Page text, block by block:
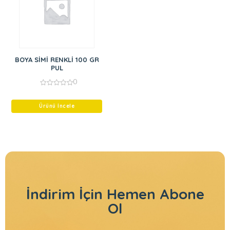
BOYA SİMİ RENKLİ 100 GR
PUL
of
0
Ürünü İncele
İndirim İçin Hemen Abone
Ol